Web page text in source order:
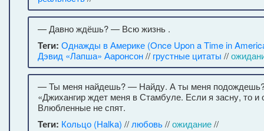
— Давно ждёшь? — Всю жизнь .
Теги: Однажды в Америке (Once Upon a Time in
Дэвид «Лапша» Ааронсон// грустные цитаты //
— Ты меня найдешь? — Найду. А ты меня
«Джихангир ждет меня в Стамбуле. Если я засну, то и
Влюбленные не спят.
Теги: Кольцо (Halka) // любовь//ожидание//